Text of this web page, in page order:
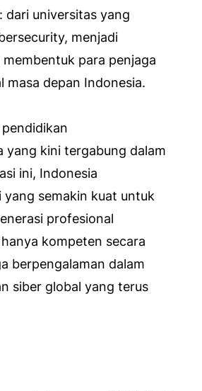
dari universitas yang
menjadi
para penjaga
masa depan Indonesia.
yang kini tergabung dalam
ini, Indonesia
yang semakin kuat untuk
profesional
kompeten secara
berpengalaman dalam
siber global yang terus